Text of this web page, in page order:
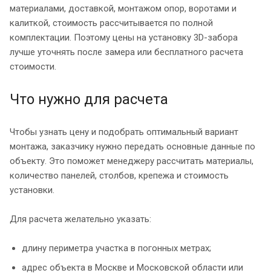
материалами, доставкой, монтажом опор, воротами и
калиткой, стоимость рассчитывается по полной
комплектации. Поэтому цены на установку 3D-забора
лучше уточнять после замера или бесплатного расчета
стоимости.
Что нужно для расчета
Чтобы узнать цену и подобрать оптимальный вариант
монтажа, заказчику нужно передать основные данные по
объекту. Это поможет менеджеру рассчитать материалы,
количество панелей, столбов, крепежа и стоимость
установки.
Для расчета желательно указать:
длину периметра участка в погонных метрах;
адрес объекта в Москве и Московской области или